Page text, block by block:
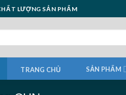
LƯỢNG SẢN PHẨM
TRANG CHỦ SẢN PHẨM